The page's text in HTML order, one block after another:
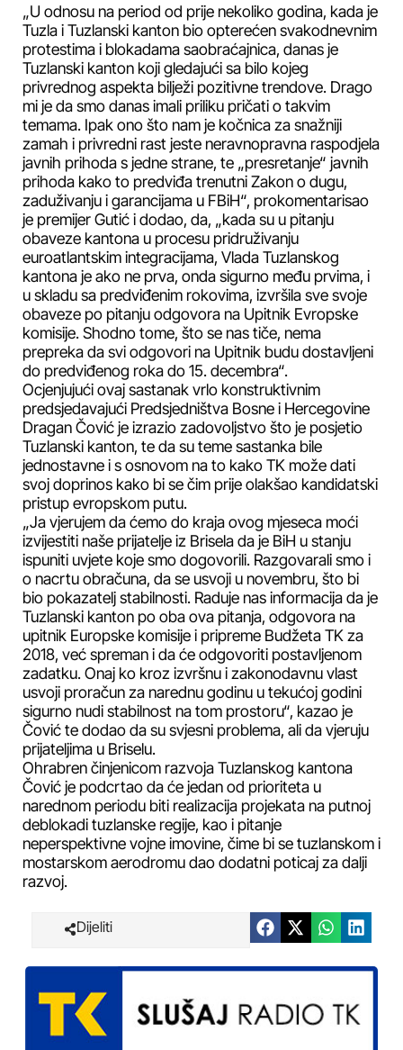
„U odnosu na period od prije nekoliko godina, kada je
Tuzla i Tuzlanski kanton bio opterećen svakodnevnim
protestima i blokadama saobraćajnica, danas je
Tuzlanski kanton koji gledajući sa bilo kojeg
privrednog aspekta bilježi pozitivne trendove. Drago
mi je da smo danas imali priliku pričati o takvim
temama. Ipak ono što nam je kočnica za snažniji
zamah i privredni rast jeste neravnopravna raspodjela
javnih prihoda s jedne strane, te „presretanje“ javnih
prihoda kako to predviđa trenutni Zakon o dugu,
zaduživanju i garancijama u FBiH“, prokomentarisao
je premijer Gutić i dodao, da, „kada su u pitanju
obaveze kantona u procesu pridruživanju
euroatlantskim integracijama, Vlada Tuzlanskog
kantona je ako ne prva, onda sigurno među prvima, i
u skladu sa predviđenim rokovima, izvršila sve svoje
obaveze po pitanju odgovora na Upitnik Evropske
komisije. Shodno tome, što se nas tiče, nema
prepreka da svi odgovori na Upitnik budu dostavljeni
do predviđenog roka do 15. decembra“.
Ocjenjujući ovaj sastanak vrlo konstruktivnim
predsjedavajući Predsjedništva Bosne i Hercegovine
Dragan Čović je izrazio zadovoljstvo što je posjetio
Tuzlanski kanton, te da su teme sastanka bile
jednostavne i s osnovom na to kako TK može dati
svoj doprinos kako bi se čim prije olakšao kandidatski
pristup evropskom putu.
„Ja vjerujem da ćemo do kraja ovog mjeseca moći
izvijestiti naše prijatelje iz Brisela da je BiH u stanju
ispuniti uvjete koje smo dogovorili. Razgovarali smo i
o nacrtu obračuna, da se usvoji u novembru, što bi
bio pokazatelj stabilnosti. Raduje nas informacija da je
Tuzlanski kanton po oba ova pitanja, odgovora na
upitnik Europske komisije i pripreme Budžeta TK za
2018, već spreman i da će odgovoriti postavljenom
zadatku. Onaj ko kroz izvršnu i zakonodavnu vlast
usvoji proračun za narednu godinu u tekućoj godini
sigurno nudi stabilnost na tom prostoru“, kazao je
Čović te dodao da su svjesni problema, ali da vjeruju
prijateljima u Briselu.
Ohrabren činjenicom razvoja Tuzlanskog kantona
Čović je podcrtao da će jedan od prioriteta u
narednom periodu biti realizacija projekata na putnoj
deblokadi tuzlanske regije, kao i pitanje
neperspektivne vojne imovine, čime bi se tuzlanskom i
mostarskom aerodromu dao dodatni poticaj za dalji
razvoj.
Dijeliti